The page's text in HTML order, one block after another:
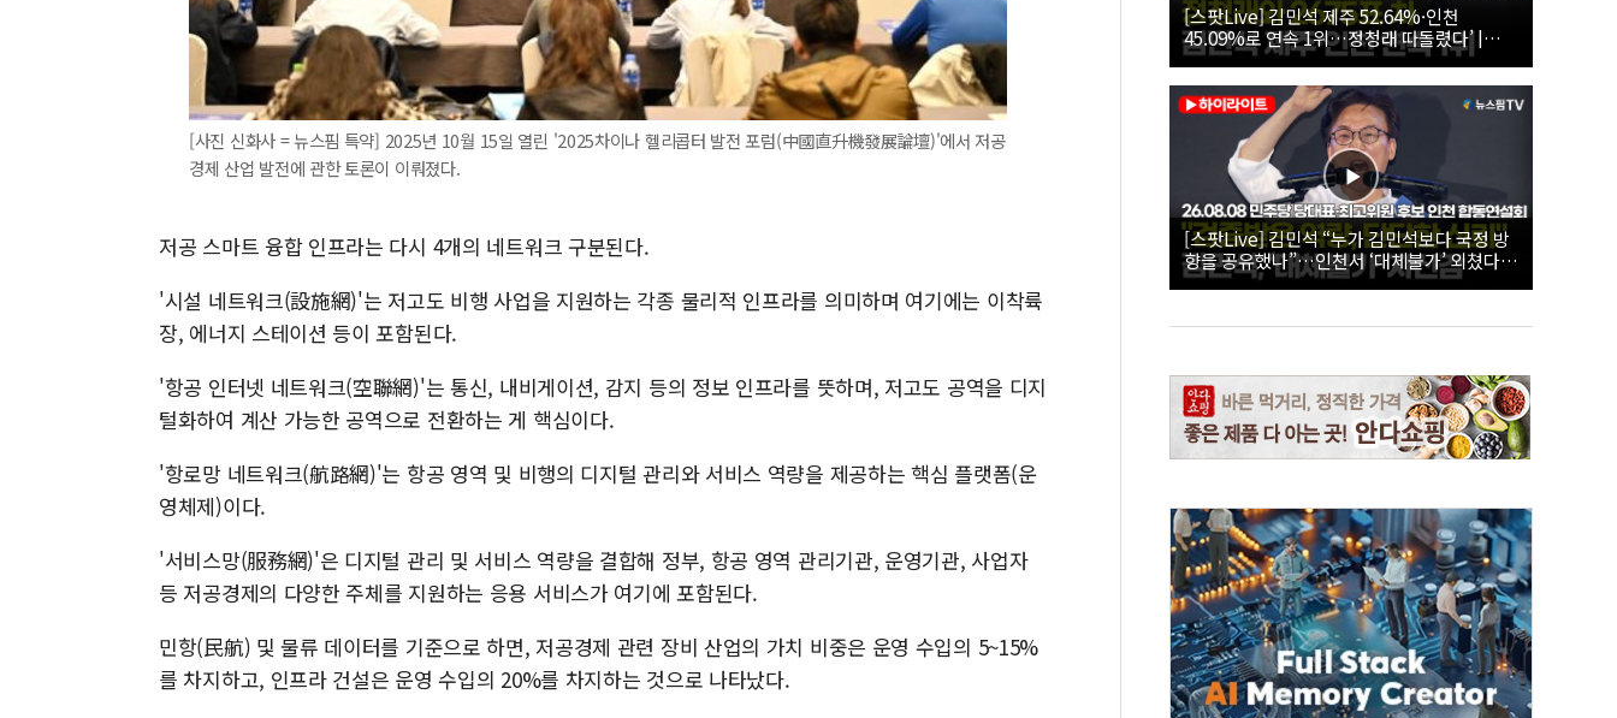
[사진 신화사 = 뉴스핌 특약] 2025년 10월 15일 열린 '2025차이나 헬리콥터 발전 포럼(中國直升機發展論壇)'에서 저공
경제 산업 발전에 관한 토론이 이뤄졌다.
저공 스마트 융합 인프라는 다시 4개의 네트워크 구분된다.
'시설 네트워크(設施網)'는 저고도 비행 사업을 지원하는 각종 물리적 인프라를 의미하며 여기에는 이착륙
장, 에너지 스테이션 등이 포함된다.
'항공 인터넷 네트워크(空聯網)'는 통신, 내비게이션, 감지 등의 정보 인프라를 뜻하며, 저고도 공역을 디지
털화하여 계산 가능한 공역으로 전환하는 게 핵심이다.
'항로망 네트워크(航路網)'는 항공 영역 및 비행의 디지털 관리와 서비스 역량을 제공하는 핵심 플랫폼(운
영체제)이다.
'서비스망(服務網)'은 디지털 관리 및 서비스 역량을 결합해 정부, 항공 영역 관리기관, 운영기관, 사업자
등 저공경제의 다양한 주체를 지원하는 응용 서비스가 여기에 포함된다.
민항(民航) 및 물류 데이터를 기준으로 하면, 저공경제 관련 장비 산업의 가치 비중은 운영 수입의 5~15%
를 차지하고, 인프라 건설은 운영 수입의 20%를 차지하는 것으로 나타났다.
[스팟Live] 김민석 제주 52.64%·인천
45.09%로 연속 1위…정청래 따돌렸다’ |
26.08.08 더불어민주당 당대표·최고위원 후
보 인천 합동연설회
[스팟Live] 김민석 “누가 김민석보다 국정 방
향을 공유했나”…인천서 ‘대체불가’ 외쳤다 |
26.08.08 더불어민주당 당대표·최고위원 후